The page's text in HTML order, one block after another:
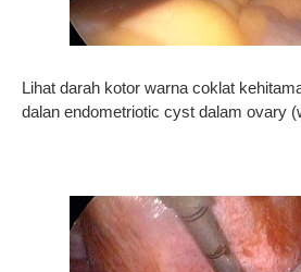
Lihat darah kotor warna coklat
dalan endometriotic cyst dalam ovary